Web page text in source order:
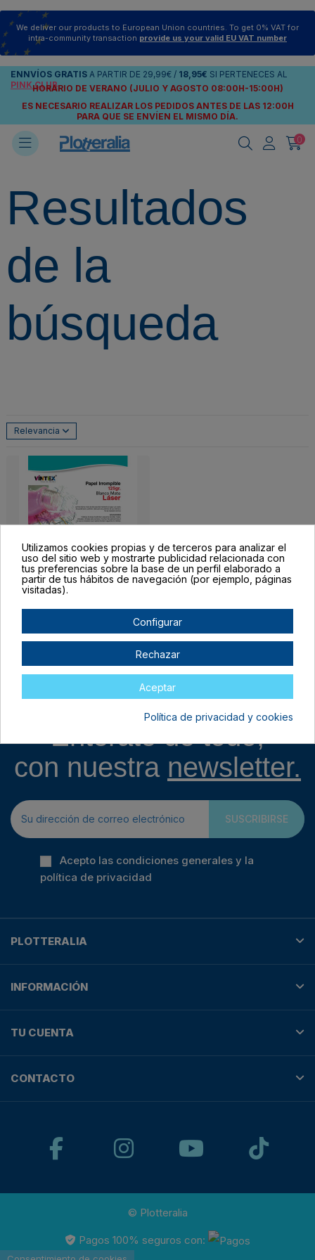
We deliver our products to European Union countries. To get 0% VAT for
intra-community transaction provide us your valid EU VAT number
ENNVÍOS GRATIS A PARTIR DE 29,99€ / 18,95€ SI PERTENECES AL
PINK CLUB
HORARIO DE VERANO (JULIO Y AGOSTO 08:00H-15:00H)
ES NECESARIO REALIZAR LOS PEDIDOS ANTES DE LAS 12:00H
PARA QUE SE ENVÍEN EL MISMO DÍA.
0
Resultados
de la
búsqueda
Relevancia
Papel irrompible para
16,95 €
Entérate de todo,
con nuestra newsletter.
SUSCRIBIRSE
Acepto las condiciones generales y la
política de privacidad
PLOTTERALIA
INFORMACIÓN
TU CUENTA
CONTACTO
© Plotteralia
Pagos 100% seguros con:
Utilizamos cookies propias y de terceros para analizar el
uso del sitio web y mostrarte publicidad relacionada con
tus preferencias sobre la base de un perfil elaborado a
partir de tus hábitos de navegación (por ejemplo, páginas
visitadas).
Configurar
Rechazar
Aceptar
Política de privacidad y cookies